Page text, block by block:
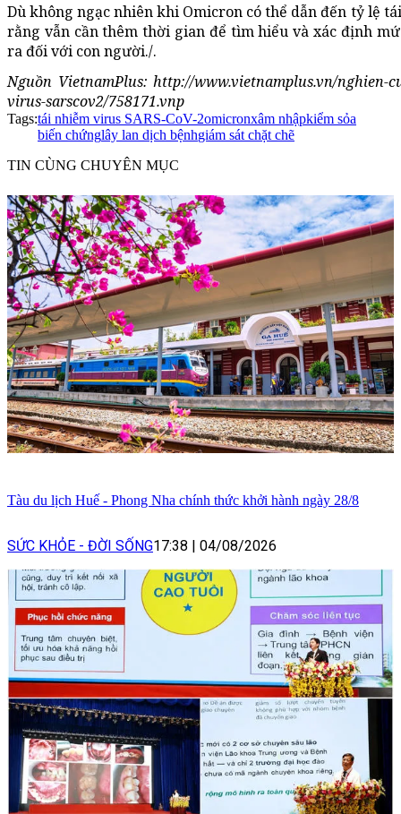
Dù không ngạc nhiên khi Omicron có thể dẫn đến tỷ lệ
rằng vẫn cần thêm thời gian để tìm hiểu và xác định
ra đối với con người./.
Nguồn VietnamPlus: http://www.vietnamplus.vn/nghien-
virus-sarscov2/758171.vnp
Tags:tái nhiễm virus SARS-CoV-2omicronxâm nhậpkiểm sỏa
biến chứnglây lan dịch bệnhgiám sát chặt chẽ
TIN CÙNG CHUYÊN MỤC
Tàu du lịch Huế - Phong Nha chính thức khởi hành ngày 28/8
SỨC KHỎE - ĐỜI SỐNG17:38 | 04/08/2026